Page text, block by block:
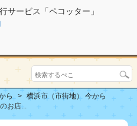
サービス「ペコッター」
ら
横浜市（市街地） 今から
お店...